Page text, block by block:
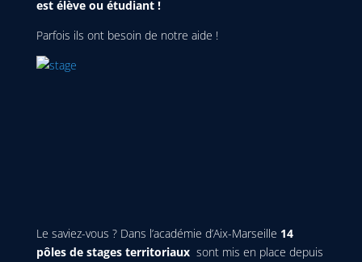
est élève ou étudiant !
Parfois ils ont besoin de notre aide !
Le saviez-vous ? Dans l’académie d’Aix-Marseille 14
pôles de stages territoriauxsont mis en place depuis